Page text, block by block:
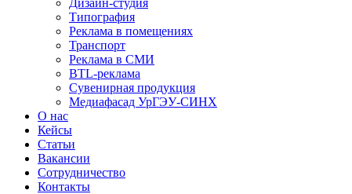
Дизайн-студия
Типография
Реклама в помещениях
Транспорт
Реклама в СМИ
BTL-реклама
Сувенирная продукция
Медиафасад УрГЭУ-СИНХ
О нас
Кейсы
Статьи
Вакансии
Сотрудничество
Контакты